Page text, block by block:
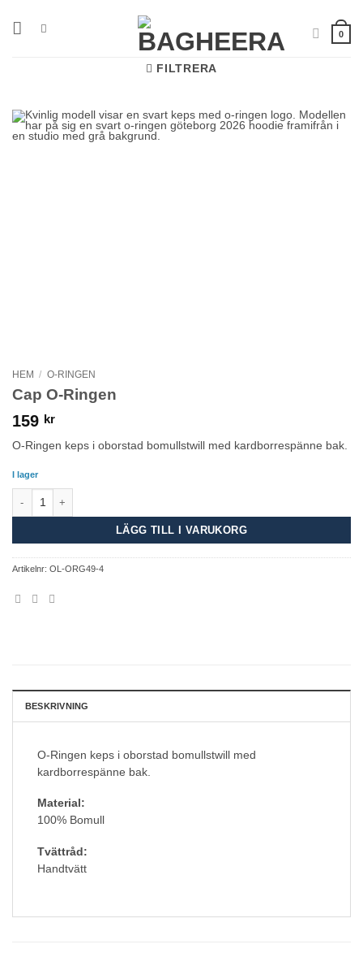
0
FILTRERA
HEM / O-RINGEN
Cap O-Ringen
159 kr
O-Ringen keps i oborstad bomullstwill med kardborrespänne bak.
I lager
LÄGG TILL I VARUKORG
Artikelnr: OL-ORG49-4
BESKRIVNING
O-Ringen keps i oborstad bomullstwill med
kardborrespänne bak.
Material:
100% Bomull
Tvättråd:
Handtvätt